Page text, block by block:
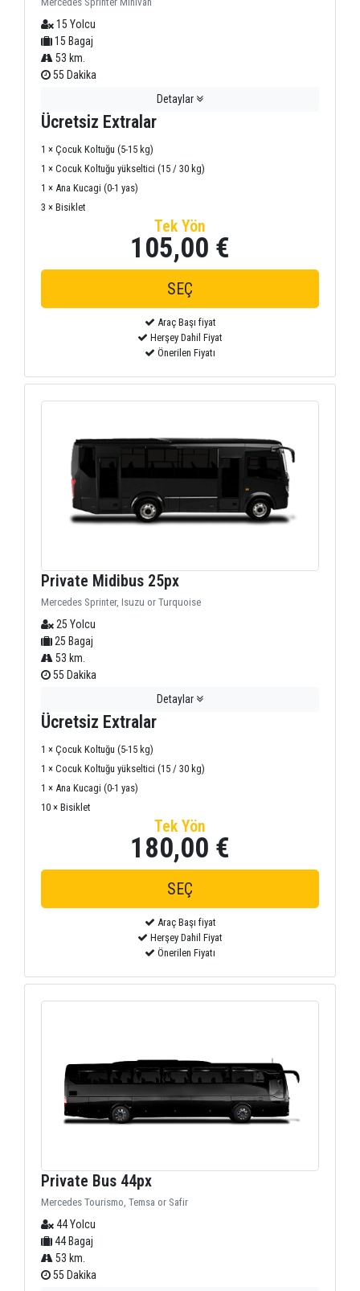
15 Yolcu
15 Bagaj
53 km.
55 Dakika
Detaylar
Ücretsiz Extralar
1 × Çocuk Koltuğu (5-15 kg)
1 × Cocuk Koltuğu yükseltici (15 / 30 kg)
1 × Ana Kucagi (0-1 yas)
3 × Bisiklet
Tek Yön
105,00 €
Araç Başı fiyat
Herşey Dahil Fiyat
Önerilen Fiyatı
Private Midibus 25px
Mercedes Sprinter, Isuzu or Turquoise
25 Yolcu
25 Bagaj
53 km.
55 Dakika
Detaylar
Ücretsiz Extralar
1 × Çocuk Koltuğu (5-15 kg)
1 × Cocuk Koltuğu yükseltici (15 / 30 kg)
1 × Ana Kucagi (0-1 yas)
10 × Bisiklet
Tek Yön
180,00 €
Araç Başı fiyat
Herşey Dahil Fiyat
Önerilen Fiyatı
Private Bus 44px
Mercedes Tourismo, Temsa or Safir
44 Yolcu
44 Bagaj
53 km.
55 Dakika